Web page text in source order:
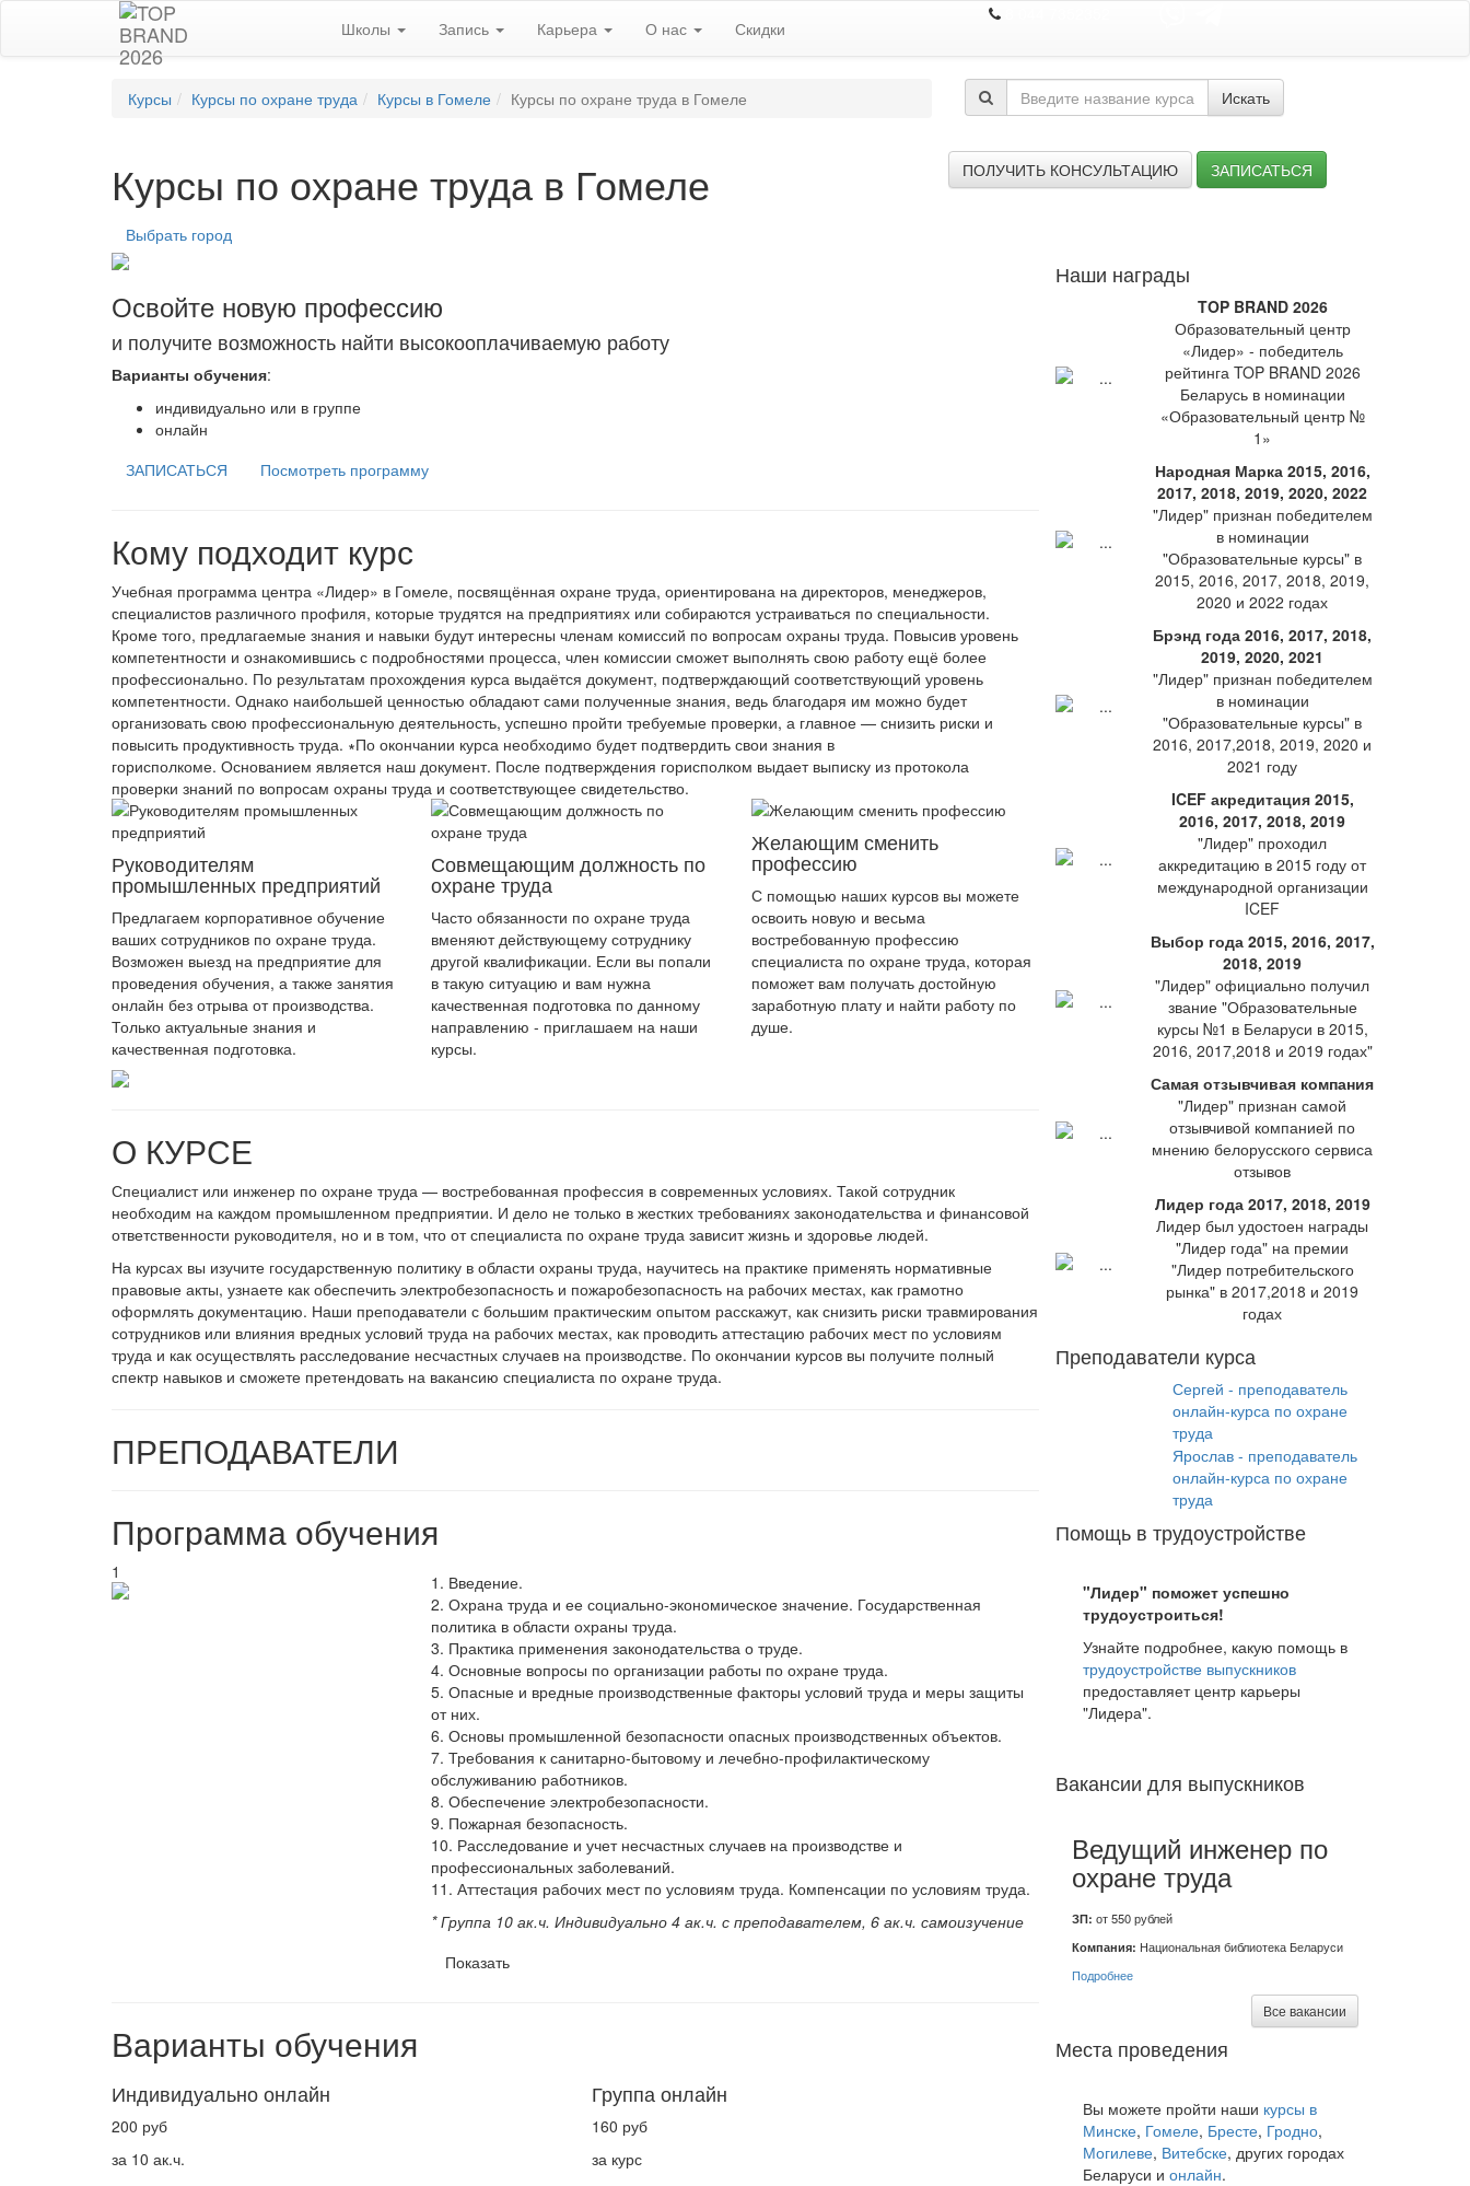
Школы Запись Карьера О нас Скидки
Курсы Курсы по охране труда Курсы в Гомеле Курсы по охране труда в Гомеле Искать
Курсы по охране труда в Гомеле ПОЛУЧИТЬ КОНСУЛЬТАЦИЮ ЗАПИСАТЬСЯ
Выбрать город
Освойте новую профессию
и получите возможность найти высокооплачиваемую работу
Варианты обучения:
индивидуально или в группе
онлайн
ЗАПИСАТЬСЯ
Посмотреть программу
Кому подходит курс
Учебная программа центра «Лидер» в Гомеле, посвящённая охране труда, ориентирована на директоров, менеджеров,
специалистов различного профиля, которые трудятся на предприятиях или собираются устраиваться по специальности.
Кроме того, предлагаемые знания и навыки будут интересны членам комиссий по вопросам охраны труда. Повысив уровень
компетентности и ознакомившись с подробностями процесса, член комиссии сможет выполнять свою работу ещё более
профессионально. По результатам прохождения курса выдаётся документ, подтверждающий соответствующий уровень
компетентности. Однако наибольшей ценностью обладают сами полученные знания, ведь благодаря им можно будет
организовать свою профессиональную деятельность, успешно пройти требуемые проверки, а главное — снизить риски и
повысить продуктивность труда. ∗По окончании курса необходимо будет подтвердить свои знания в
горисполкоме. Основанием является наш документ. После подтверждения горисполком выдает выписку из протокола
проверки знаний по вопросам охраны труда и соответствующее свидетельство.
Руководителям
промышленных предприятий
Предлагаем корпоративное обучение
ваших сотрудников по охране труда.
Возможен выезд на предприятие для
проведения обучения, а также занятия
онлайн без отрыва от производства.
Только актуальные знания и
качественная подготовка.
Совмещающим должность по
охране труда
Часто обязанности по охране труда
вменяют действующему сотруднику
другой квалификации. Если вы попали
в такую ситуацию и вам нужна
качественная подготовка по данному
направлению - приглашаем на наши
курсы.
Желающим сменить
профессию
С помощью наших курсов вы можете
освоить новую и весьма
востребованную профессию
специалиста по охране труда, которая
поможет вам получать достойную
заработную плату и найти работу по
душе.
О КУРСЕ
Специалист или инженер по охране труда — востребованная профессия в современных условиях. Такой сотрудник
необходим на каждом промышленном предприятии. И дело не только в жестких требованиях законодательства и финансовой
ответственности руководителя, но и в том, что от специалиста по охране труда зависит жизнь и здоровье людей.
На курсах вы изучите государственную политику в области охраны труда, научитесь на практике применять нормативные
правовые акты, узнаете как обеспечить электробезопасность и пожаробезопасность на рабочих местах, как грамотно
оформлять документацию. Наши преподаватели с большим практическим опытом расскажут, как снизить риски травмирования
сотрудников или влияния вредных условий труда на рабочих местах, как проводить аттестацию рабочих мест по условиям
труда и как осуществлять расследование несчастных случаев на производстве. По окончании курсов вы получите полный
спектр навыков и сможете претендовать на вакансию специалиста по охране труда.
ПРЕПОДАВАТЕЛИ
Программа обучения
1
1. Введение.
2. Охрана труда и ее социально-экономическое значение. Государственная
политика в области охраны труда.
3. Практика применения законодательства о труде.
4. Основные вопросы по организации работы по охране труда.
5. Опасные и вредные производственные факторы условий труда и меры защиты
от них.
6. Основы промышленной безопасности опасных производственных объектов.
7. Требования к санитарно-бытовому и лечебно-профилактическому
обслуживанию работников.
8. Обеспечение электробезопасности.
9. Пожарная безопасность.
10. Расследование и учет несчастных случаев на производстве и
профессиональных заболеваний.
11. Аттестация рабочих мест по условиям труда. Компенсации по условиям труда.
* Группа 10 ак.ч. Индивидуально 4 ак.ч. с преподавателем, 6 ак.ч. самоизучение
Показать
Варианты обучения
Индивидуально онлайн
200 руб
за 10 ак.ч.
Группа онлайн
160 руб
за курс
Наши награды
TOP BRAND 2026
Образовательный центр
«Лидер» - победитель
рейтинга TOP BRAND 2026
Беларусь в номинации
«Образовательный центр №
1»
Народная Марка 2015, 2016,
2017, 2018, 2019, 2020, 2022
"Лидер" признан победителем
в номинации
"Образовательные курсы" в
2015, 2016, 2017, 2018, 2019,
2020 и 2022 годах
Брэнд года 2016, 2017, 2018,
2019, 2020, 2021
"Лидер" признан победителем
в номинации
"Образовательные курсы" в
2016, 2017,2018, 2019, 2020 и
2021 году
ICEF акредитация 2015,
2016, 2017, 2018, 2019
"Лидер" проходил
аккредитацию в 2015 году от
международной организации
ICEF
Выбор года 2015, 2016, 2017,
2018, 2019
"Лидер" официально получил
звание "Образовательные
курсы №1 в Беларуси в 2015,
2016, 2017,2018 и 2019 годах"
Самая отзывчивая компания
"Лидер" признан самой
отзывчивой компанией по
мнению белорусского сервиса
отзывов
Лидер года 2017, 2018, 2019
Лидер был удостоен награды
"Лидер года" на премии
"Лидер потребительского
рынка" в 2017,2018 и 2019
годах
Преподаватели курса
Сергей - преподаватель
онлайн-курса по охране
труда
Ярослав - преподаватель
онлайн-курса по охране
труда
Помощь в трудоустройстве
"Лидер" поможет успешно
трудоустроиться!
Узнайте подробнее, какую помощь в
трудоустройстве выпускников
предоставляет центр карьеры
"Лидера".
Вакансии для выпускников
Ведущий инженер по
охране труда
ЗП: от 550 рублей
Компания: Национальная библиотека Беларуси
Подробнее
Все вакансии
Места проведения
Вы можете пройти наши курсы в
Минске, Гомеле, Бресте, Гродно,
Могилеве, Витебске, других городах
Беларуси и онлайн.